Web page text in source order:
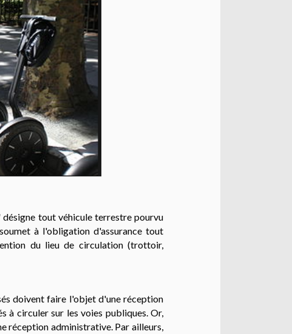
tout véhicule terrestre pourvu
à l'obligation d'assurance tout
du lieu de circulation (trottoir,
doivent faire l'objet d'une réception
à circuler sur les voies publiques. Or,
réception administrative. Par ailleurs,